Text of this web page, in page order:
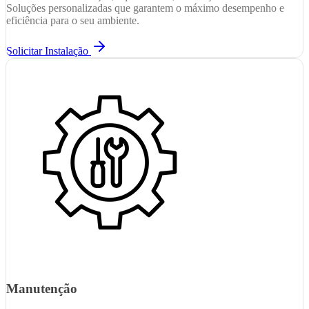
Soluções personalizadas que garantem o máximo desempenho e
eficiência para o seu ambiente.
Solicitar Instalação
Manutenção